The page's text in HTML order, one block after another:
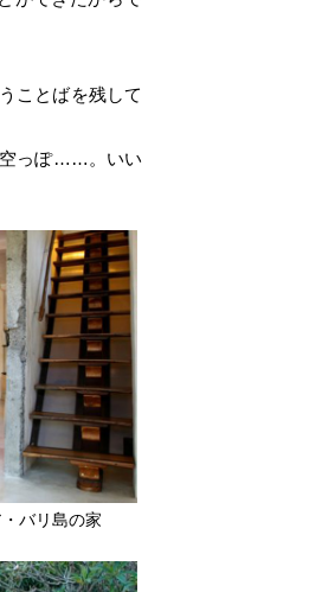
ことばを残して
空っぽ……。いい
バリ島の家